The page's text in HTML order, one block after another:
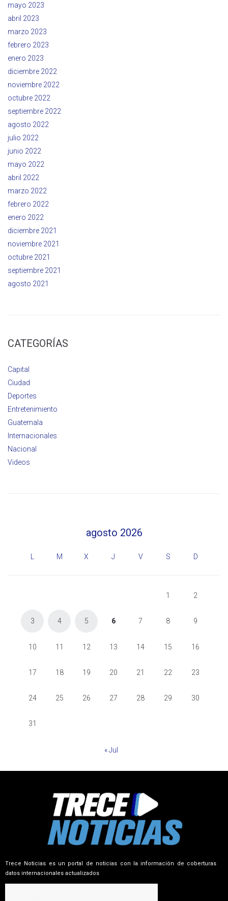
mayo 2023
abril 2023
marzo 2023
febrero 2023
enero 2023
diciembre 2022
noviembre 2022
octubre 2022
septiembre 2022
agosto 2022
julio 2022
junio 2022
mayo 2022
abril 2022
marzo 2022
febrero 2022
enero 2022
diciembre 2021
noviembre 2021
octubre 2021
septiembre 2021
agosto 2021
CATEGORÍAS
Capital
Ciudad
Deportes
Entretenimiento
Guatemala
Internacionales
Nacional
Videos
agosto 2026
M X J V S D
1 2
3 4 5 6 7 8 9
10 11 12 13 14 15 16
17 18 19 20 21 22 23
24 25 26 27 28 29 30
31
« Jul
Trece Noticias es un portal de noticias con la información de coberturas
datos internacionales actualizados